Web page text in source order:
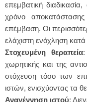
επεμβατική
χρόνο αποκατάστασης
επέμβαση. Οι
ελάχιστη ενόχληση κατά
Στοχευμένη θεραπεία:
χωρητικής και της
στόχευση τόσο των
ιστών, ενισχύοντας τα
Αναγέννηση ιστού: